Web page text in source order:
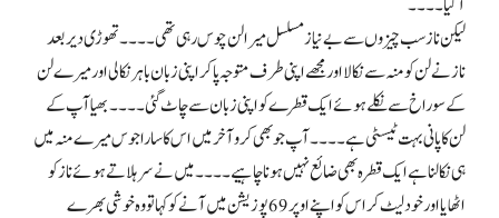
لیکن ناز سب چیزوں سے بے نیاز مسلسل میرا لن چوس رہی تھی۔۔۔۔ تھوڑی دیر بعد
ناز نے لن کو منہ سے نکالا اور مجھے اپنی طرف متوجہ پا کر اپنی زبان باہر نکالی اور میرے لن
کے سوراخ سے نکلے ہوئے ایک قطرے کو اپنی زبان سے چاٹ گئی۔۔۔۔ بھیا آپ کے
لن کا پانی بہت ٹیسٹی ہے۔۔۔۔ آپ جو بھی کرو آخر میں اس کا سارا جوس میرے منہ میں
ہی نکالنا ہے ایک قطرہ بھی ضائع نہیں ہونا چاہیے ۔۔۔۔ میں نے سر ہلاتے ہوئے ناز کو
اٹھایا اور خود لیٹ کر اس کو اپنے اوپر 69 پوزیشن میں آنے کو کہا تو وہ خوشی بھرے